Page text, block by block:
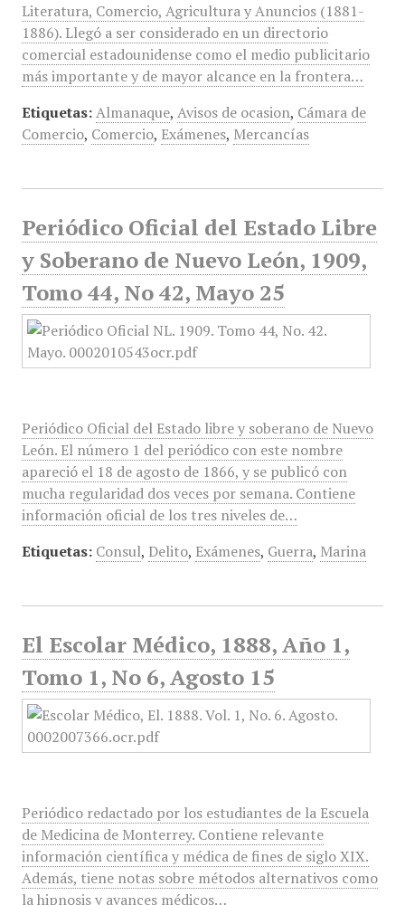
Literatura, Comercio, Agricultura y Anuncios (1881-
1886). Llegó a ser considerado en un directorio
comercial estadounidense como el medio publicitario
más importante y de mayor alcance en la frontera…
Etiquetas: Almanaque, Avisos de ocasion, Cámara de
Comercio, Comercio, Exámenes, Mercancías
Periódico Oficial del Estado Libre
y Soberano de Nuevo León, 1909,
Tomo 44, No 42, Mayo 25
Periódico Oficial del Estado libre y soberano de Nuevo
León. El número 1 del periódico con este nombre
apareció el 18 de agosto de 1866, y se publicó con
mucha regularidad dos veces por semana. Contiene
información oficial de los tres niveles de…
Etiquetas: Consul, Delito, Exámenes, Guerra, Marina
El Escolar Médico, 1888, Año 1,
Tomo 1, No 6, Agosto 15
Periódico redactado por los estudiantes de la Escuela
de Medicina de Monterrey. Contiene relevante
información científica y médica de fines de siglo XIX.
Además, tiene notas sobre métodos alternativos como
la hipnosis y avances médicos…